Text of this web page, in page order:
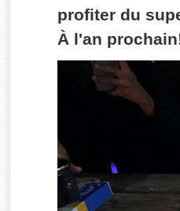
profiter du
À l'an